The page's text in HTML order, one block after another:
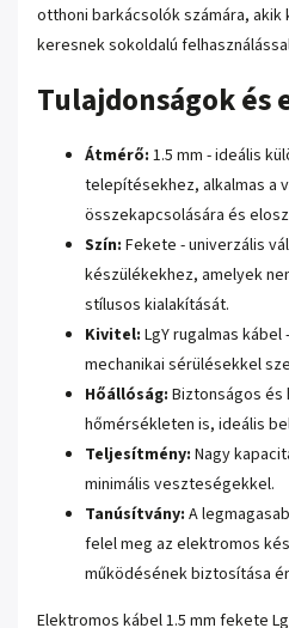
otthoni barkácsolók számára,
keresnek sokoldalú
Tulajdonságok és
Átmérő: 1.5 mm - ideális
telepítésekhez, alkalmas a
összekapcsolására és
Szín: Fekete - univerzális
készülékekhez, amelyek
stílusos kialakítását.
Kivitel: LgY rugalmas
mechanikai sérülésekkel
Hőállóság: Biztonságos és
hőmérsékleten is, ideális
Teljesítmény: Nagy
minimális veszteségekkel.
Tanúsítvány: A
felel meg az elektromos
működésének biztosítása
Elektromos kábel 1.5 mm fekete